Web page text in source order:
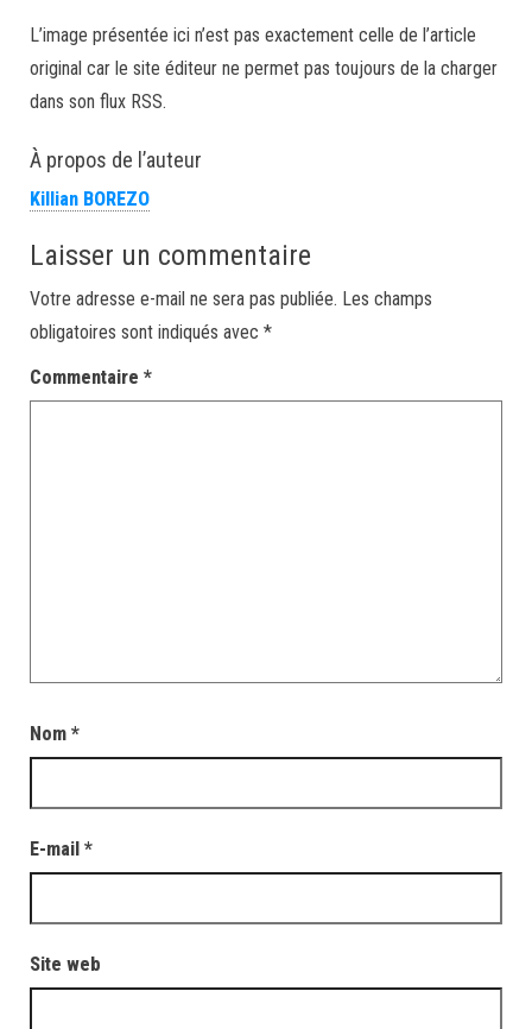
L’image présentée ici n’est pas exactement celle de l’article
original car le site éditeur ne permet pas toujours de la charger
dans son flux RSS.
À propos de l’auteur
Killian BOREZO
Laisser un commentaire
Votre adresse e-mail ne sera pas publiée. Les champs
obligatoires sont indiqués avec *
Commentaire *
Nom *
E-mail *
Site web